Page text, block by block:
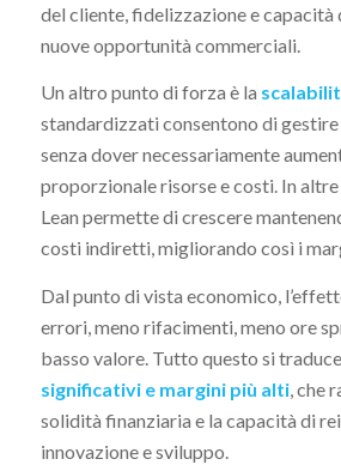
del cliente, fidelizzazione e capacità
nuove opportunità commerciali.
Un altro punto di forza è la
standardizzati consentono di
senza dover necessariamente
proporzionale risorse e costi. In
Lean permette di crescere
costi indiretti, migliorando così i
Dal punto di vista economico,
errori, meno rifacimenti, meno ore
basso valore. Tutto questo si
significativi e margini più alti, che
solidità finanziaria e la capacità di
innovazione e sviluppo.